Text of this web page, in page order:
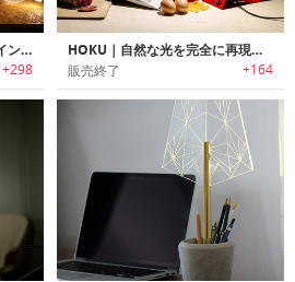
URI｜惑星をモチーフにデザインされた幻想的なLEDランプ「ユーリ」
+298
HOKU｜自然な光を完全に再現する環境にも優しいLEDテーブルランプ
販売終了 +164